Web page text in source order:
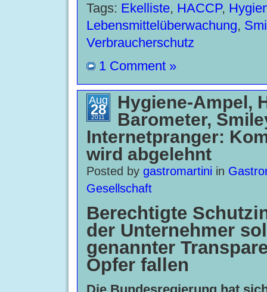
Tags: Ekelliste, HACCP,
Lebensmittelüberwachung,
Verbraucherschutz
1 Comment »
Aug
28
2011
Hygiene-Ampel,
Barometer,
Internetpranger:
wird abgelehnt
Posted by gastromartini in
Gesellschaft
Berechtigte
der Unternehmer
genannter
Opfer fallen